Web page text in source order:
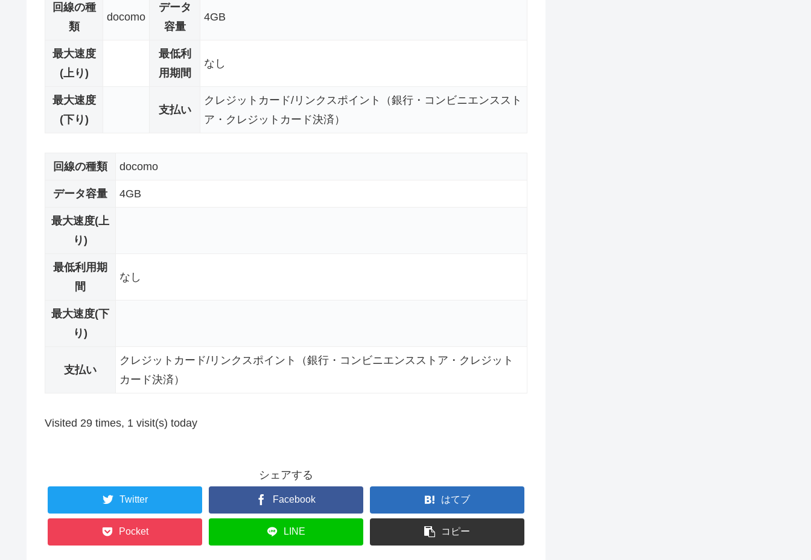
回線の種
類
docomo
データ
容量
4GB
最大速度
(上り)
最低利
用期間
なし
最大速度
(下り)
支払い
クレジットカード/リンクスポイント（銀行・コンビニエンススト
ア・クレジットカード決済）
回線の種類 docomo
データ容量 4GB
最大速度(上
り)
最低利用期
間
なし
最大速度(下
り)
支払い
クレジットカード/リンクスポイント（銀行・コンビニエンスストア・クレジット
カード決済）
Visited 29 times, 1 visit(s) today
シェアする
Twitter Facebook はてブ
Pocket LINE コピー